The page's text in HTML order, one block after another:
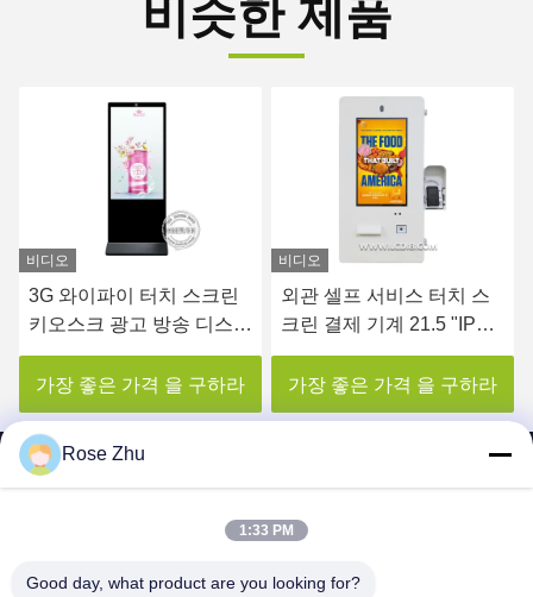
비슷한 제품
비디오
외관 셀프 서비스 터치 스
크린 결제 기계 21.5 "IP65
카메라와 함께 방수 벽 장
착
가장 좋은 가격 을 구하라
비디오
10점 용량 터치 스크린 셀
프 서비스 결제 키오스크
24인치 데스크톱 프린터
가장 좋은 가격 을 구하라
SHENZHEN MERCEDESTECHNOLOGY CO.,
Rose Zhu
1:33 PM
Good day, what product are you looking for?